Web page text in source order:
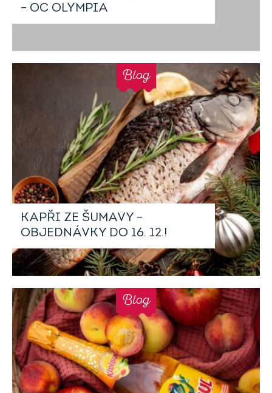
– OC OLYMPIA
KAPŘI ZE ŠUMAVY –
OBJEDNÁVKY DO 16. 12.!
Blog
Blog